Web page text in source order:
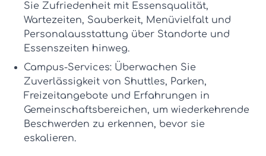
Sie Zufriedenheit mit Essensqualität,
Wartezeiten, Sauberkeit, Menüvielfalt und
Personalausstattung über Standorte und
Essenszeiten hinweg.
Campus-Services: Überwachen Sie
Zuverlässigkeit von Shuttles, Parken,
Freizeitangebote und Erfahrungen in
Gemeinschaftsbereichen, um wiederkehrende
Beschwerden zu erkennen, bevor sie
eskalieren.